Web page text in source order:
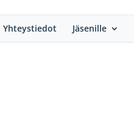
Yhteystiedot Jäsenille